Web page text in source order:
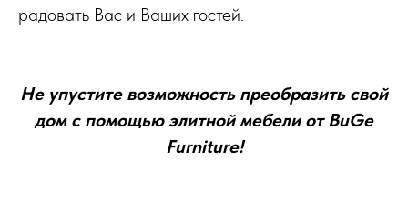
радовать Вас и Ваших гостей.
Не упустите возможность преобразить свой
дом с помощью элитной мебели от BuGe
Furniture!